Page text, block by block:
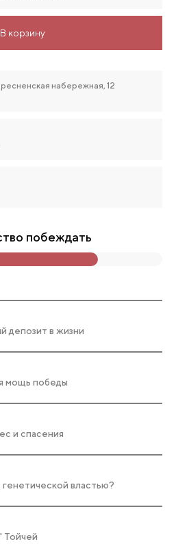
набережная, 12
В корзину
побеждать
депозит в жизни
мощь победы
и спасения
властью?
Тойчей